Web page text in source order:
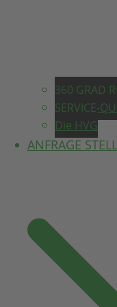
360 GRAD
SERVICE-
Die HVG
ANFRAGE